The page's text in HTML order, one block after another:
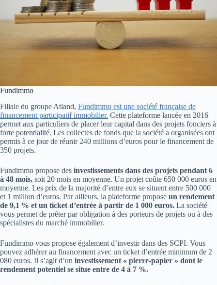
Fundimmo
Filiale du groupe Atland, Fundimmo est une société française de
financement participatif immobilier. Cette plateforme lancée en 2016
permet aux particuliers de placer leur capital dans des projets fonciers à
forte potentialité. Les collectes de fonds que la société a organisées ont
permis à ce jour de réunir 240 millions d’euros pour le financement de
350 projets.
Fundimmo propose des investissements dans des projets pendant 6
à 48 mois, soit 20 mois en moyenne. Un projet coûte 650 000 euros en
moyenne. Les prix de la majorité d’entre eux se situent entre 500 000
et 1 million d’euros. Par ailleurs, la plateforme propose un rendement
de 9,1 % et un ticket d’entrée à partir de 1 000 euros. La société
vous permet de prêter par obligation à des porteurs de projets ou à des
spécialistes du marché immobilier.
Fundimmo vous propose également d’investir dans des SCPI. Vous
pouvez adhérer au financement avec un ticket d’entrée minimum de 2
080 euros. Il s’agit d’un investissement « pierre-papier » dont le
rendement potentiel se situe entre de 4 à 7 %.